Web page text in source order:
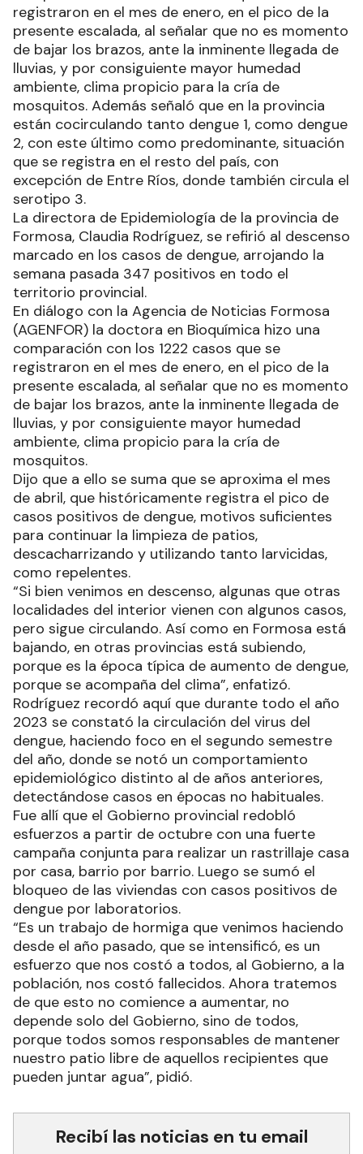
registraron en el mes de enero, en el pico de la
presente escalada, al señalar que no es momento
de bajar los brazos, ante la inminente llegada de
lluvias, y por consiguiente mayor humedad
ambiente, clima propicio para la cría de
mosquitos. Además señaló que en la provincia
están cocirculando tanto dengue 1, como dengue
2, con este último como predominante, situación
que se registra en el resto del país, con
excepción de Entre Ríos, donde también circula el
serotipo 3.
La directora de Epidemiología de la provincia de
Formosa, Claudia Rodríguez, se refirió al descenso
marcado en los casos de dengue, arrojando la
semana pasada 347 positivos en todo el
territorio provincial.
En diálogo con la Agencia de Noticias Formosa
(AGENFOR) la doctora en Bioquímica hizo una
comparación con los 1222 casos que se
registraron en el mes de enero, en el pico de la
presente escalada, al señalar que no es momento
de bajar los brazos, ante la inminente llegada de
lluvias, y por consiguiente mayor humedad
ambiente, clima propicio para la cría de
mosquitos.
Dijo que a ello se suma que se aproxima el mes
de abril, que históricamente registra el pico de
casos positivos de dengue, motivos suficientes
para continuar la limpieza de patios,
descacharrizando y utilizando tanto larvicidas,
como repelentes.
“Si bien venimos en descenso, algunas que otras
localidades del interior vienen con algunos casos,
pero sigue circulando. Así como en Formosa está
bajando, en otras provincias está subiendo,
porque es la época típica de aumento de dengue,
porque se acompaña del clima”, enfatizó.
Rodríguez recordó aquí que durante todo el año
2023 se constató la circulación del virus del
dengue, haciendo foco en el segundo semestre
del año, donde se notó un comportamiento
epidemiológico distinto al de años anteriores,
detectándose casos en épocas no habituales.
Fue allí que el Gobierno provincial redobló
esfuerzos a partir de octubre con una fuerte
campaña conjunta para realizar un rastrillaje casa
por casa, barrio por barrio. Luego se sumó el
bloqueo de las viviendas con casos positivos de
dengue por laboratorios.
“Es un trabajo de hormiga que venimos haciendo
desde el año pasado, que se intensificó, es un
esfuerzo que nos costó a todos, al Gobierno, a la
población, nos costó fallecidos. Ahora tratemos
de que esto no comience a aumentar, no
depende solo del Gobierno, sino de todos,
porque todos somos responsables de mantener
nuestro patio libre de aquellos recipientes que
pueden juntar agua”, pidió.
Recibí las noticias en tu email